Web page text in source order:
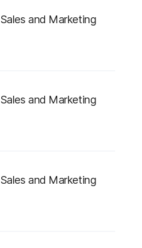
Sales and Marketing
Sales and Marketing
Sales and Marketing